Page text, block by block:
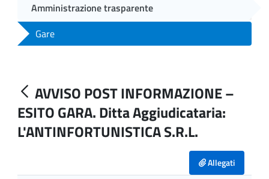
Amministrazione trasparente
Gare
AVVISO POST INFORMAZIONE –
ESITO GARA. Ditta Aggiudicataria:
L'ANTINFORTUNISTICA S.R.L.
Allegati